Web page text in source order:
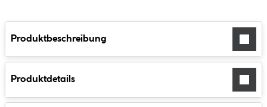
Produktbeschreibung
Produktdetails